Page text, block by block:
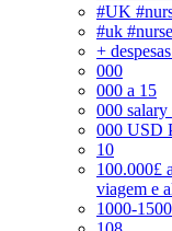
#UK
#uk
+
000
000 a 15
000
000 USD
10
100.000£
viagem e
1000-1500